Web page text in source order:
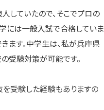
していたので、そこでプロの
には一般入試で合格していま
ます。中学生は、私が兵庫県
受験対策が可能です。
受験した経験もありますの